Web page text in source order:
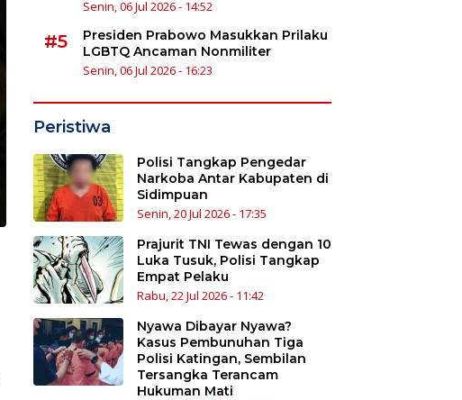
Senin, 06 Jul 2026 - 14:52
#5
Presiden Prabowo Masukkan Prilaku
LGBTQ Ancaman Nonmiliter
Senin, 06 Jul 2026 - 16:23
Peristiwa
Polisi Tangkap Pengedar
Narkoba Antar Kabupaten di
Sidimpuan
Senin, 20 Jul 2026 - 17:35
Prajurit TNI Tewas dengan 10
Luka Tusuk, Polisi Tangkap
Empat Pelaku
Rabu, 22 Jul 2026 - 11:42
Nyawa Dibayar Nyawa?
Kasus Pembunuhan Tiga
Polisi Katingan, Sembilan
Tersangka Terancam
Hukuman Mati